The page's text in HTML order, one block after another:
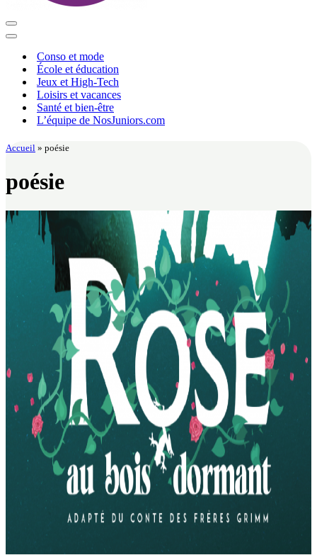
Menu
de
Menu
navigationConso et mode
École et éducation
Jeux et High-Tech
Loisirs et vacances
Santé et bien-être
L’équipe de NosJuniors.com
Accueil » poésie
poésie